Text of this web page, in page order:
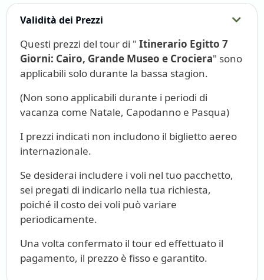
Validità dei Prezzi
Questi prezzi del tour di "Itinerario Egitto 7
Giorni: Cairo, Grande Museo e Crociera" sono
applicabili solo durante la bassa stagion.
(Non sono applicabili durante i periodi di
vacanza come Natale, Capodanno e Pasqua)
I prezzi indicati non includono il biglietto aereo
internazionale.
Se desiderai includere i voli nel tuo pacchetto,
sei pregati di indicarlo nella tua richiesta,
poiché il costo dei voli può variare
periodicamente.
Una volta confermato il tour ed effettuato il
pagamento, il prezzo è fisso e garantito.